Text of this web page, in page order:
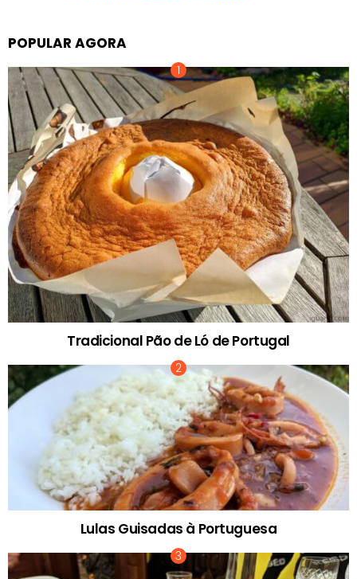
POPULAR AGORA
Tradicional Pão de Ló de Portugal
Lulas Guisadas à Portuguesa